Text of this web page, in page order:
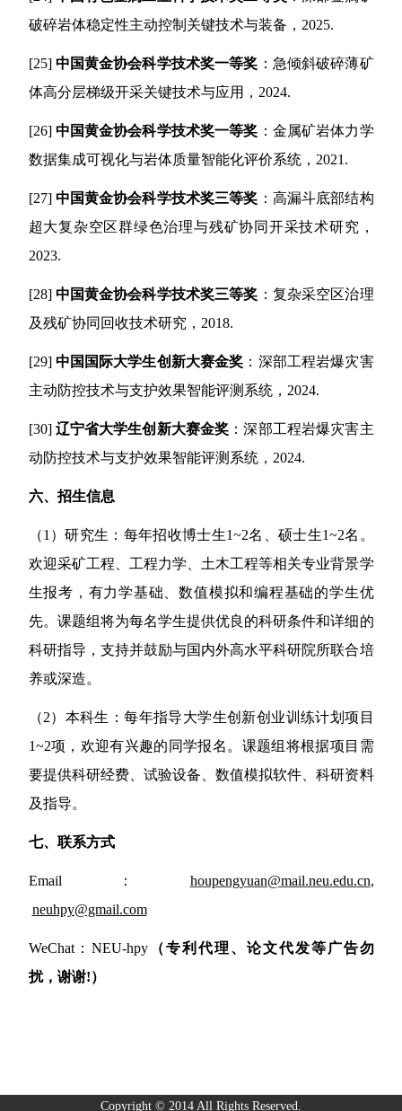
破碎岩体稳定性主动控制关键技术与装备， 2025.
[25] 中国黄金协会科学技术奖一等奖 ：急倾斜破碎薄矿
体高分层梯级开采关键技术与应用， 2024.
[26] 中国黄金协会科学技术奖一等奖 ：金属矿岩体力学
数据集成可视化与岩体质量智能化评价系统， 2021.
[27] 中国黄金协会科学技术奖三等奖 ：高漏斗底部结构
超大复杂空区群绿色治理与残矿协同开采技术研究，
2023.
[28] 中国黄金协会科学技术奖三等奖 ：复杂采空区治理
及残矿协同回收技术研究， 2018.
[29] 中国国际大学生创新大赛金奖 ：深部工程岩爆灾害
主动防控技术与支护效果智能评测系统， 2024.
[30] 辽宁省大学生创新大赛金奖 ：深部工程岩爆灾害主
动防控技术与支护效果智能评测系统， 2024.
六、 招生信息
（1）研究生：每年招收博士生1~2名、硕士生1~2名。
欢迎采矿工程、工程力学、土木工程等相关专业背景学
生报考，有力学基础、数值模拟和编程基础的学生优
先。课题组将为每名学生提供优良的科研条件和详细的
科研指导，支持并鼓励与国内外高水平科研院所联合培
养或深造。
（2） 本科生：每年指导大学生创新创业训练计划项目
1~2项，欢迎有兴趣的同学报名。 课题组将根据项目需
要提供科研经费、 试验设备、数值模拟软件、科研资料
及指导。
七、 联系方式
Email： houpengyuan@mail.neu.edu.cn,
neuhpy@gmail.com
WeChat：NEU-hpy （专利代理、论文代发等广告勿
扰，谢谢!）
Copyright © 2014 All Rights Reserved.